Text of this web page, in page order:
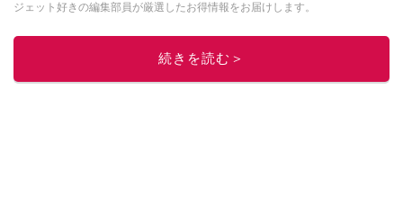
ジェット好きの編集部員が厳選したお得情報をお届けします。
このイチオシストの他の記事を読む
続きを読む＞